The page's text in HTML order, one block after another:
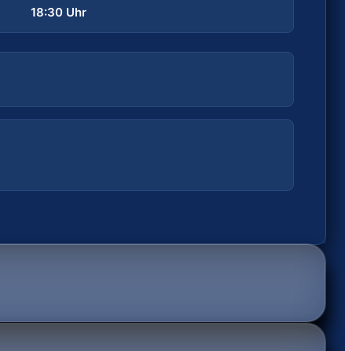
18:30 Uhr
Samstag, 05.09.2026